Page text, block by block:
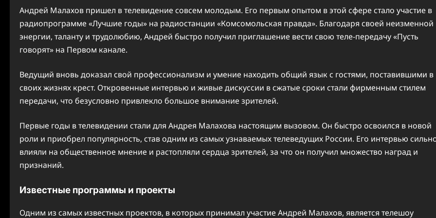
Андрей Малахов пришел в телевидение совсем молодым. Его первым опытом в этой сфере стало участие в
радиопрограмме «Лучшие годы» на радиостанции «Комсомольская правда». Благодаря своей неизменной
энергии, таланту и трудолюбию, Андрей быстро получил приглашение вести свою теле-передачу «Пусть
говорят» на Первом канале.
Ведущий вновь доказал свой профессионализм и умение находить общий язык с гостями, поставившими в
своих жизнях крест. Откровенные интервью и живые дискуссии в сжатые сроки стали фирменным стилем
передачи, что безусловно привлекло большое внимание зрителей.
Первые годы в телевидении стали для Андрея Малахова настоящим вызовом. Он быстро освоился в новой
роли и приобрел популярность, став одним из самых узнаваемых телеведущих России. Его интервью
влияли на общественное мнение и растопляли сердца зрителей, за что он получил множество наград и
признаний.
Известные программы и проекты
Одним из самых известных проектов, в которых принимал участие Андрей Малахов, является телешоу